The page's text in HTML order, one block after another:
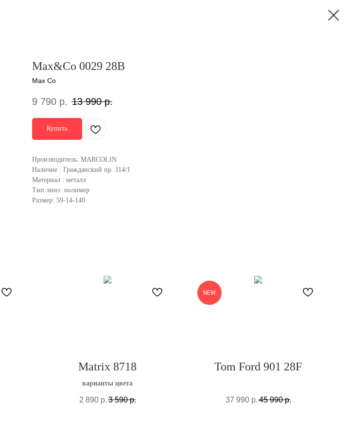
Max&Co 0029 28B
Max Co
9 790 р. 13 990 р.
Купить
Производитель: MARCOLIN
Наличие : Гражданский пр. 114/1
Материал : металл
Тип линз: полимер
Размер: 59-14-140
Matrix 8718
варианты цвета
2 890 р. 3 590 р.
NEW
Tom Ford 901 28F
37 990 р. 45 990 р.